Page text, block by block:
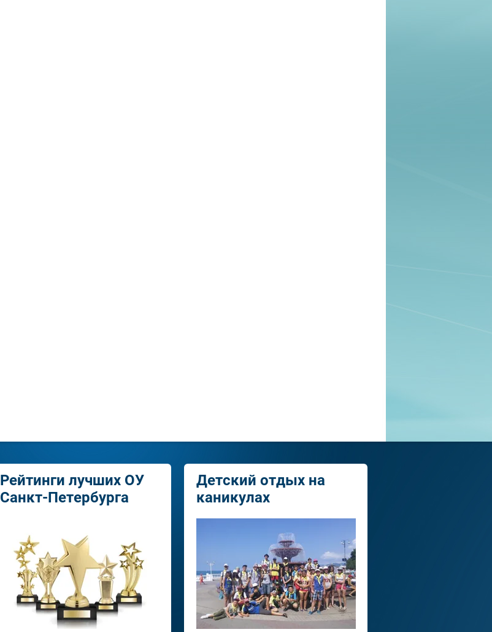
Рейтинги лучших ОУ
Санкт-Петербурга
Детский отдых на
каникулах